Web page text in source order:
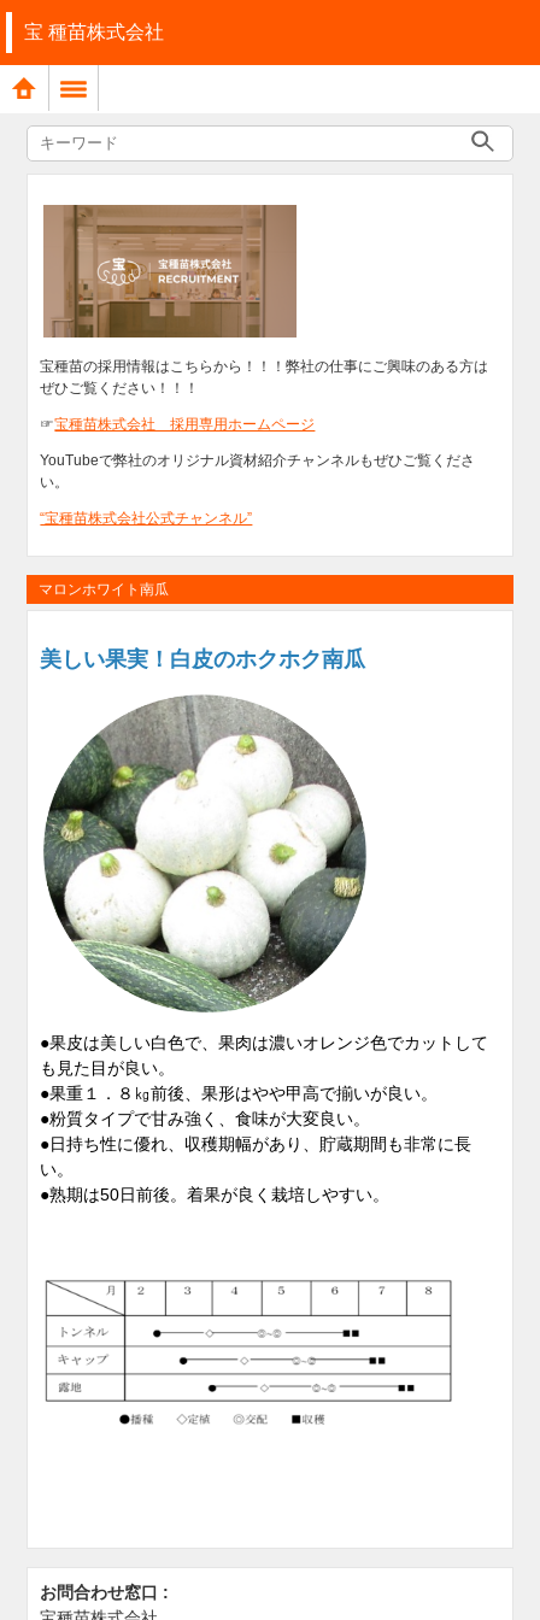
宝 種苗株式会社
宝種苗の採用情報はこちらから！！！弊社の仕事にご興味のある方は
ぜひご覧ください！！！
☞宝種苗株式会社 採用専用ホームページ
YouTubeで弊社のオリジナル資材紹介チャンネルもぜひご覧くださ
い。
“宝種苗株式会社公式チャンネル”
マロンホワイト南瓜
美しい果実！白皮のホクホク南瓜
●果皮は美しい白色で、果肉は濃いオレンジ色でカットして
も 見た目が良い。
●果重１．８㎏前後、果形はやや甲高で揃いが良い。
●粉質タイプで甘み強く、食味が大変良い。
●日持ち性に優れ、収穫期幅があり、貯蔵期間も非常に長
い。
●熟期は50日前後。着果が良く栽培しやすい。
お問合わせ窓口 :